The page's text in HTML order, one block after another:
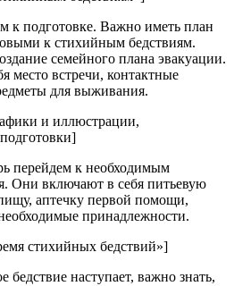
к подготовке. Важно иметь план
к стихийным бедствиям.
семейного плана эвакуации.
место встречи, контактные
для выживания.
и иллюстрации,
перейдем к необходимым
Они включают в себя питьевую
аптечку первой помощи,
принадлежности.
стихийных бедствий»]
наступает, важно знать,